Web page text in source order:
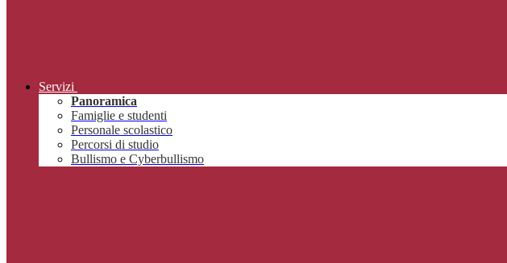
Servizi
Panoramica
Famiglie e studenti
Personale scolastico
Percorsi di studio
Bullismo e Cyberbullismo